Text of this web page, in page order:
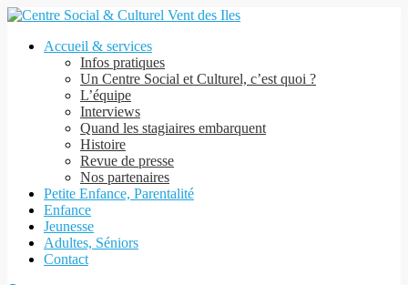
Accueil & services
Infos pratiques
Un Centre Social et Culturel, c’est quoi ?
L’équipe
Interviews
Quand les stagiaires embarquent
Histoire
Revue de presse
Nos partenaires
Petite Enfance, Parentalité
Enfance
Jeunesse
Adultes, Séniors
Contact